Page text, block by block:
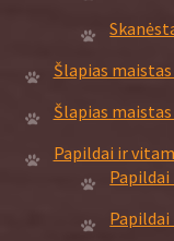
Šlapias
Šlapias
Papildai ir